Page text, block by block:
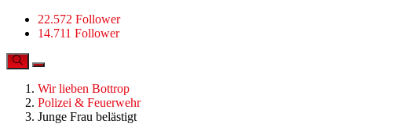
22.572 Follower
14.711 Follower
Wir lieben Bottrop
Polizei & Feuerwehr
Junge Frau belästigt